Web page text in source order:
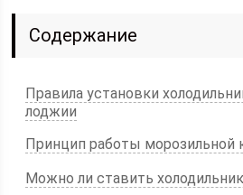
Содержание
Правила установки
лоджии
Принцип работы морозильной
Можно ли ставить